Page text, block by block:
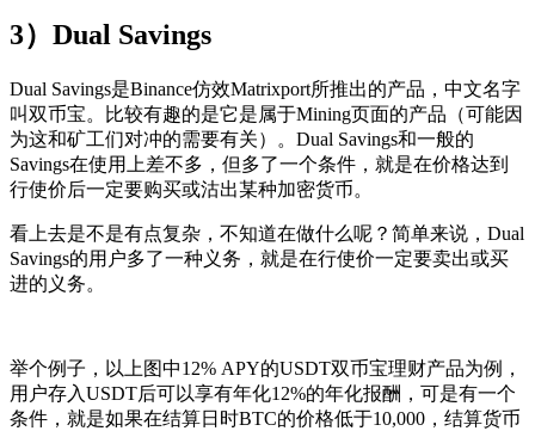
3）Dual Savings
Dual Savings是Binance仿效Matrixport所推出的产品，中文名字
叫双币宝。比较有趣的是它是属于Mining页面的产品（可能因
为这和矿工们对冲的需要有关）。Dual Savings和一般的
Savings在使用上差不多，但多了一个条件，就是在价格达到
行使价后一定要购买或沽出某种加密货币。
看上去是不是有点复杂，不知道在做什么呢？简单来说，Dual
Savings的用户多了一种义务，就是在行使价一定要卖出或买
进的义务。
举个例子，以上图中12% APY的USDT双币宝理财产品为例，
用户存入USDT后可以享有年化12%的年化报酬，可是有一个
条件，就是如果在结算日时BTC的价格低于10,000，结算货币